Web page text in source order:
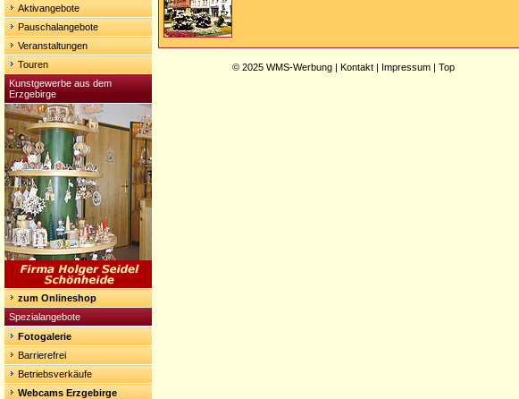
Aktivangebote
Pauschalangebote
Veranstaltungen
Touren
Kunstgewerbe aus dem
Erzgebirge
zum Onlineshop
Spezialangebote
Fotogalerie
Barrierefrei
Betriebsverkäufe
Webcams Erzgebirge
© 2025 WMS-Werbung | Kontakt | Impressum | Top